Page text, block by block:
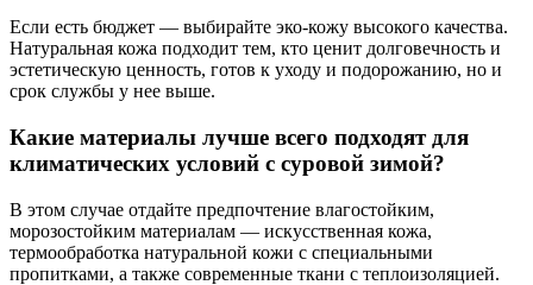
Если есть бюджет — выбирайте эко-кожу высокого качества.
Натуральная кожа подходит тем, кто ценит долговечность и
эстетическую ценность, готов к уходу и подорожанию, но и
срок службы у нее выше.
Какие материалы лучше всего подходят для
климатических условий с суровой зимой?
В этом случае отдайте предпочтение влагостойким,
морозостойким материалам — искусственная кожа,
термообработка натуральной кожи с специальными
пропитками, а также современные ткани с теплоизоляцией.